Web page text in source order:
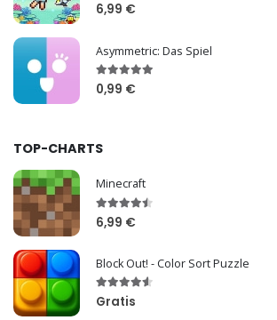
6,99 €
Asymmetric: Das Spiel
0,99 €
TOP-CHARTS
Minecraft
6,99 €
Block Out! - Color Sort Puzzle
Gratis